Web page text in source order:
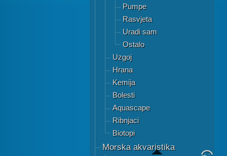
Pumpe
Rasvjeta
Uradi sam
Ostalo
Uzgoj
Hrana
Kemija
Bolesti
Aquascape
Ribnjaci
Biotopi
Morska akvaristika